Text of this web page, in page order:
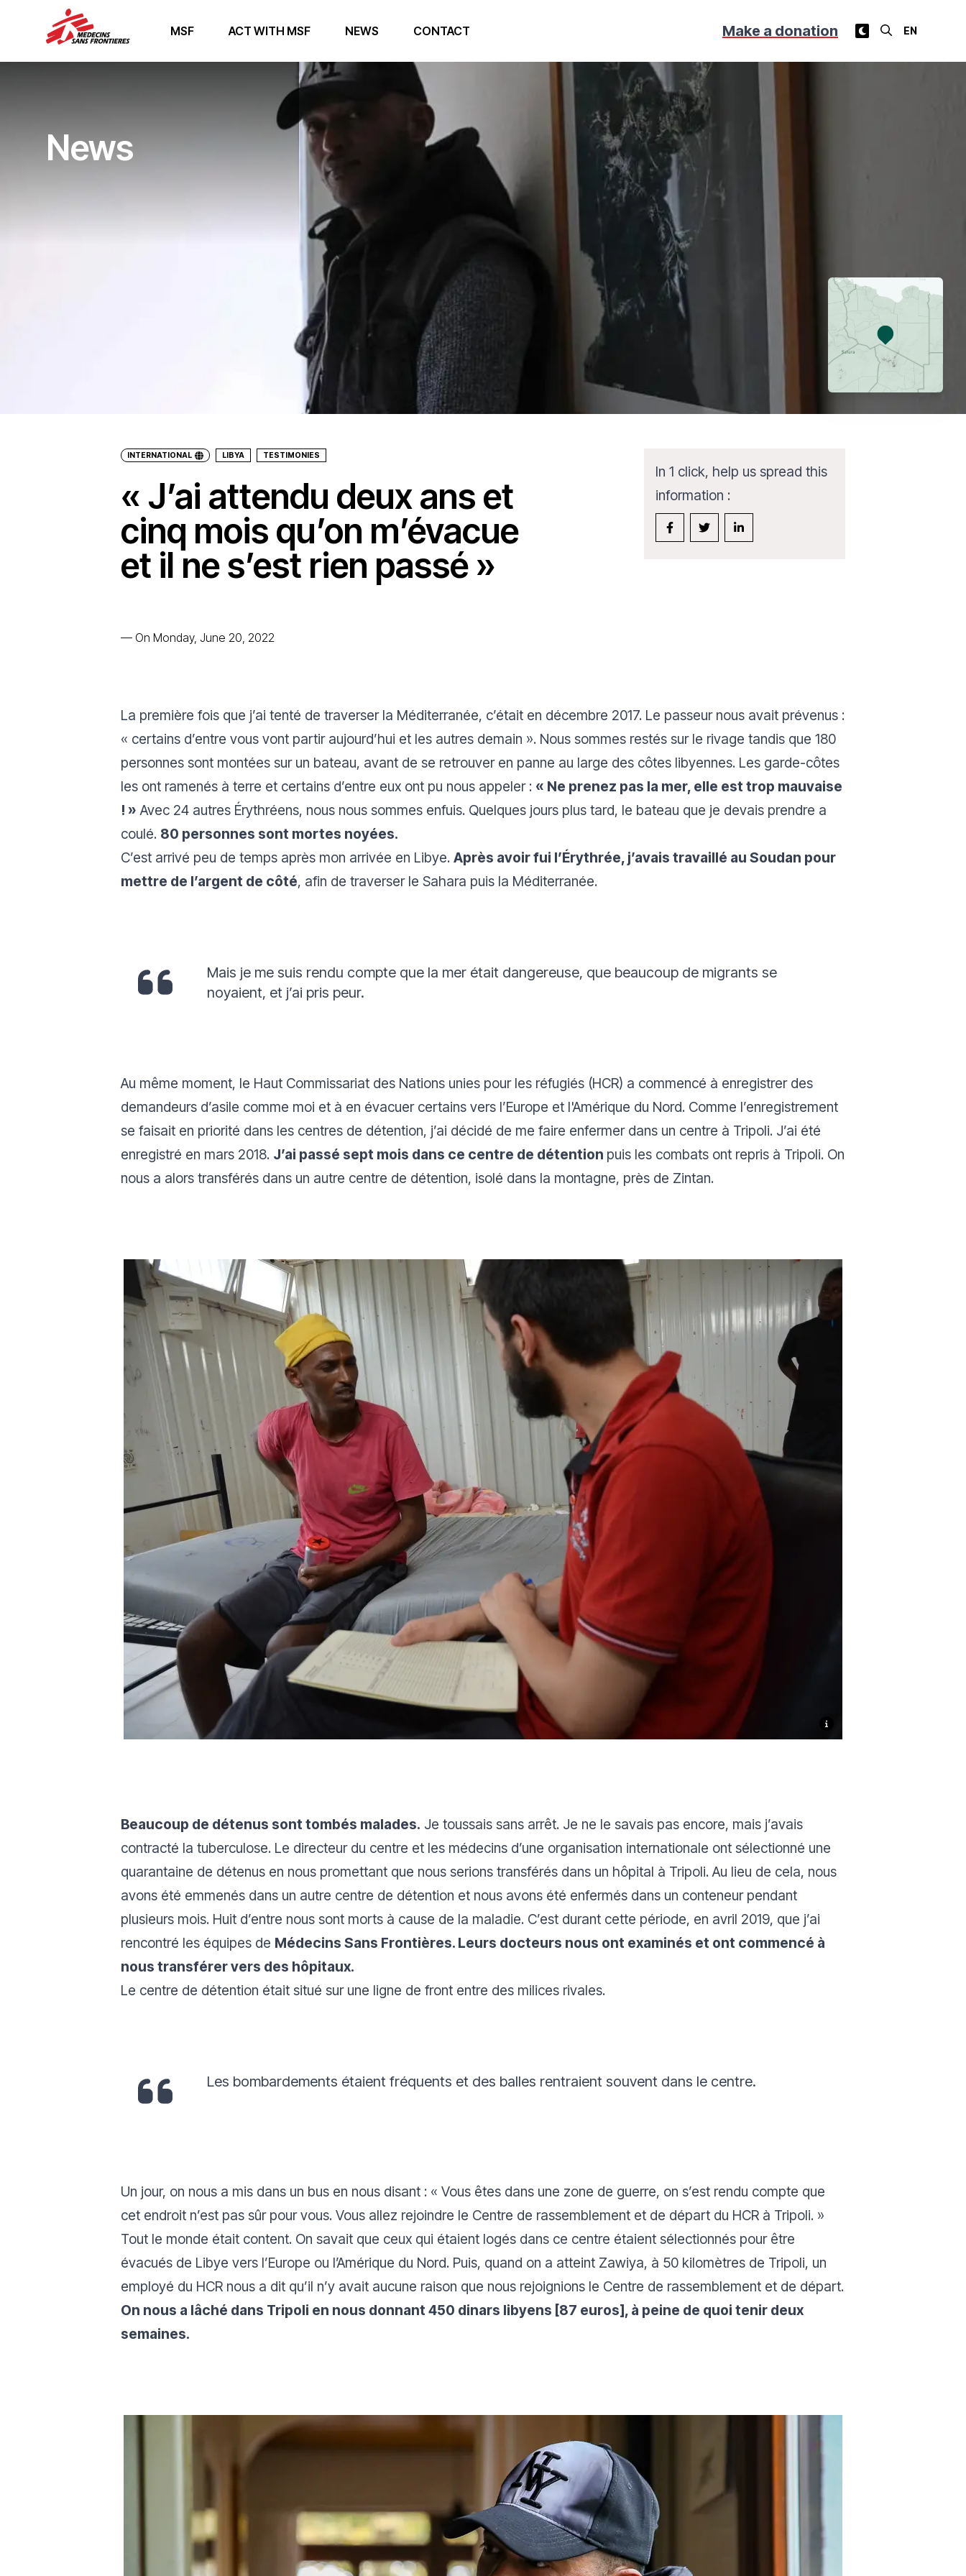
MSF ACT WITH MSF NEWS CONTACT Make a donation
News
INTERNATIONAL LIBYA TESTIMONIES
« J’ai attendu deux ans et
cinq mois qu’on m’évacue
et il ne s’est rien passé »
— On Monday, June 20, 2022
In 1 click, help us spread this
information :
La première fois que j’ai tenté de traverser la Méditerranée, c’était en décembre 2017. Le passeur nous avait prévenus :
« certains d’entre vous vont partir aujourd’hui et les autres demain ». Nous sommes restés sur le rivage tandis que 180
personnes sont montées sur un bateau, avant de se retrouver en panne au large des côtes libyennes. Les garde-côtes
les ont ramenés à terre et certains d’entre eux ont pu nous appeler : « Ne prenez pas la mer, elle est trop mauvaise
! » Avec 24 autres Érythréens, nous nous sommes enfuis. Quelques jours plus tard, le bateau que je devais prendre a
coulé. 80 personnes sont mortes noyées.
C’est arrivé peu de temps après mon arrivée en Libye. Après avoir fui l’Érythrée, j’avais travaillé au Soudan pour
mettre de l’argent de côté, afin de traverser le Sahara puis la Méditerranée.
Mais je me suis rendu compte que la mer était dangereuse, que beaucoup de migrants se
noyaient, et j’ai pris peur.
Au même moment, le Haut Commissariat des Nations unies pour les réfugiés (HCR) a commencé à enregistrer des
demandeurs d’asile comme moi et à en évacuer certains vers l’Europe et l'Amérique du Nord. Comme l’enregistrement
se faisait en priorité dans les centres de détention, j’ai décidé de me faire enfermer dans un centre à Tripoli. J’ai été
enregistré en mars 2018. J’ai passé sept mois dans ce centre de détention puis les combats ont repris à Tripoli. On
nous a alors transférés dans un autre centre de détention, isolé dans la montagne, près de Zintan.
Beaucoup de détenus sont tombés malades. Je toussais sans arrêt. Je ne le savais pas encore, mais j’avais
contracté la tuberculose. Le directeur du centre et les médecins d’une organisation internationale ont sélectionné une
quarantaine de détenus en nous promettant que nous serions transférés dans un hôpital à Tripoli. Au lieu de cela, nous
avons été emmenés dans un autre centre de détention et nous avons été enfermés dans un conteneur pendant
plusieurs mois. Huit d’entre nous sont morts à cause de la maladie. C’est durant cette période, en avril 2019, que j’ai
rencontré les équipes de Médecins Sans Frontières. Leurs docteurs nous ont examinés et ont commencé à
nous transférer vers des hôpitaux.
Le centre de détention était situé sur une ligne de front entre des milices rivales.
Les bombardements étaient fréquents et des balles rentraient souvent dans le centre.
Un jour, on nous a mis dans un bus en nous disant : « Vous êtes dans une zone de guerre, on s’est rendu compte que
cet endroit n’est pas sûr pour vous. Vous allez rejoindre le Centre de rassemblement et de départ du HCR à Tripoli. »
Tout le monde était content. On savait que ceux qui étaient logés dans ce centre étaient sélectionnés pour être
évacués de Libye vers l’Europe ou l’Amérique du Nord. Puis, quand on a atteint Zawiya, à 50 kilomètres de Tripoli, un
employé du HCR nous a dit qu’il n’y avait aucune raison que nous rejoignions le Centre de rassemblement et de départ.
On nous a lâché dans Tripoli en nous donnant 450 dinars libyens [87 euros], à peine de quoi tenir deux
semaines.